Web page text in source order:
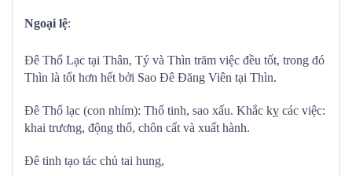
Ngoại lệ:
Đê Thổ Lạc tại Thân, Tý và Thìn trăm việc đều tốt, trong đó
Thìn là tốt hơn hết bởi Sao Đê Đăng Viên tại Thìn.
Đê Thổ lạc (con nhím): Thổ tinh, sao xấu. Khắc kỵ các việc:
khai trương, động thổ, chôn cất và xuất hành.
Đê tinh tạo tác chủ tai hung,